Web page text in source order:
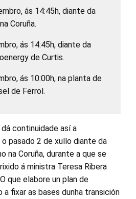
ás 14:45h, diante da
Coruña.
ás 14:45h, diante da
de Curtis.
ás 10:00h, na planta de
de Ferrol.
continuidade así a
pasado 2 de xullo diante da
na Coruña, durante a que se
á ministra Teresa Ribera
que elabore un plan de
a fixar as bases dunha transición